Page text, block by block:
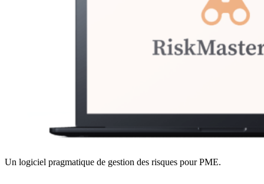
Un logiciel pragmatique de gestion des risques pour PME.